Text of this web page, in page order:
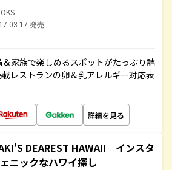
発売
家族で楽しめるスポットがたっぷり詰
レストランの卵＆乳アレルギー対応表
詳細を見る
DEAREST HAWAII インスタ
ニックなハワイ探し